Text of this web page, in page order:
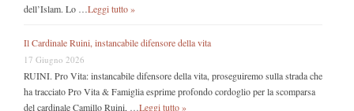
dell’Islam. Lo … Leggi tutto »
Il Cardinale Ruini, instancabile difensore della vita
17 Giugno 2026
RUINI. Pro Vita: instancabile difensore della vita, proseguiremo sulla strada che
ha tracciato Pro Vita & Famiglia esprime profondo cordoglio per la scomparsa
del cardinale Camillo Ruini, … Leggi tutto »